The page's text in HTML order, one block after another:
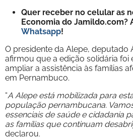
Quer receber no celular as
Economia do Jamildo.com?
Whatsapp!
O presidente da Alepe, deputado
afirmou que a edição solidária foi
ampliar a assistência às famílias
em Pernambuco.
“A Alepe está mobilizada para
população pernambucana.
essenciais de saúde e cidadania
as famílias que continuam
declarou.